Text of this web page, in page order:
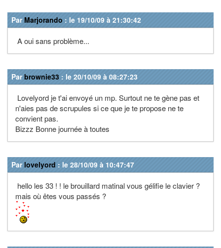
Par Marjorando : le 19/10/09 à 21:30:42
A oui sans problème...
Parbrownie33 : le 20/10/09 à 08:27:23
Lovelyord je t'ai envoyé un mp. Surtout ne te gène pas et
n'aies pas de scrupules si ce que je te propose ne te
convient pas.
Bizzz Bonne journée à toutes
Par lovelyord : le 28/10/09 à 10:47:47
hello les 33 ! ! le brouillard matinal vous gélifie le clavier ?
mais où êtes vous passés ?